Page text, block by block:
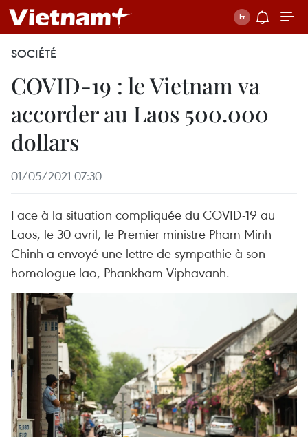
SOCIÉTÉ
COVID-19 : le Vietnam va
accorder au Laos 500.000
dollars
01/05/2021 07:30
Face à la situation compliquée du COVID-19 au
Laos, le 30 avril, le Premier ministre Pham Minh
Chinh a envoyé une lettre de sympathie à son
homologue lao, Phankham Viphavanh.